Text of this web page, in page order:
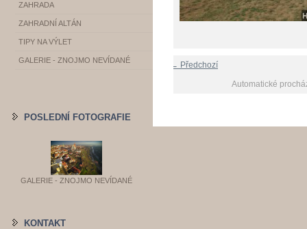
← Předchozí
Automatické
ZAHRADA
ZAHRADNÍ ALTÁN
TIPY NA VÝLET
GALERIE - ZNOJMO NEVÍDANÉ
POSLEDNÍ FOTOGRAFIE
GALERIE - ZNOJMO NEVÍDANÉ
KONTAKT